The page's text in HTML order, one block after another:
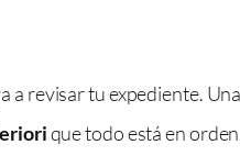
revisar tu expediente.
que todo está en